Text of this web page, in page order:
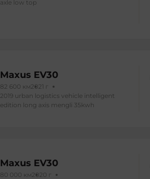
axle low top
Maxus EV30
82 600 км2021 г
2019 urban logistics vehicle intelligent
edition long axis mengli 35kwh
Maxus EV30
80 000 км2020 г